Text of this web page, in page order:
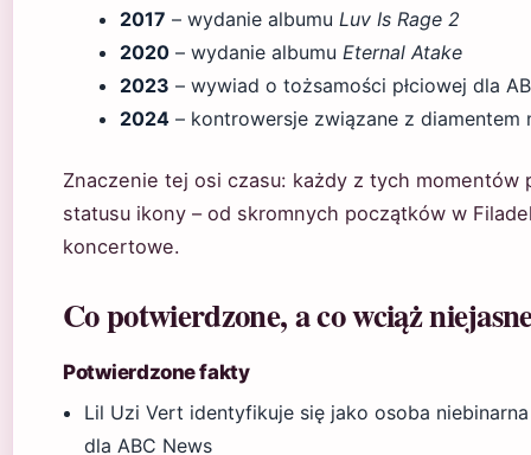
2017 – wydanie albumu Luv Is Rage 2
2020 – wydanie albumu Eternal Atake
2023 – wywiad o tożsamości płciowej dla
2024 – kontrowersje związane z diamentem
Znaczenie tej osi czasu: każdy z tych momentów
statusu ikony – od skromnych początków w
koncertowe.
Co potwierdzone, a co wciąż
Potwierdzone fakty
Lil Uzi Vert identyfikuje się jako osoba
dla ABC News